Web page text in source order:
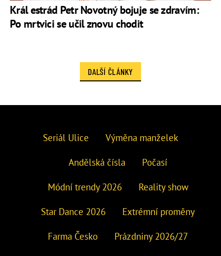
Král estrád Petr Novotný bojuje se zdravím:
Po mrtvici se učil znovu chodit
DALŠÍ ČLÁNKY
Seriál Ulice Výměna manželek
Andělská čísla Počasí
Módní trendy 2026 Reality show
Star Dance 2026 Extrémní proměny
Farma Česko Prázdniny 2026/27